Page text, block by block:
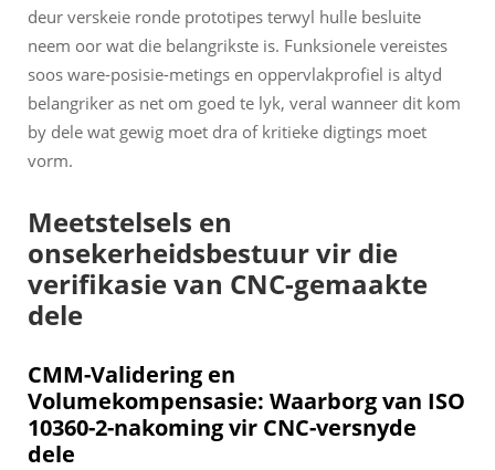
deur verskeie ronde prototipes terwyl hulle besluite
neem oor wat die belangrikste is. Funksionele vereistes
soos ware-posisie-metings en oppervlakprofiel is altyd
belangriker as net om goed te lyk, veral wanneer dit kom
by dele wat gewig moet dra of kritieke digtings moet
vorm.
Meetstelsels en
onsekerheidsbestuur vir die
verifikasie van CNC-gemaakte
dele
CMM-Validering en
Volumekompensasie: Waarborg van ISO
10360-2-nakoming vir CNC-versnyde
dele